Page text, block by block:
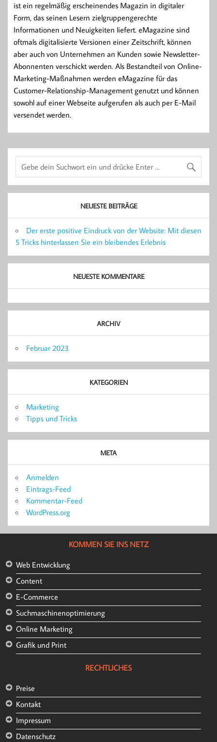
ist ein regelmäßig erscheinendes Magazin in digitaler
Form, das seinen Lesern zielgruppengerechte
Informationen und Neuigkeiten liefert. eMagazine sind
oftmals digitalisierte Versionen einer Zeitschrift, können
aber auch von Unternehmen an Kunden sowie Newsletter-
Abonnenten verschickt werden. Als Bestandteil von Online-
Marketing-Maßnahmen werden eMagazine für das
Customer-Relationship-Management genutzt und können
sowohl auf einer Webseite aufgerufen als auch per E-Mail
versendet werden.
NEUESTE BEITRÄGE
Der erste positive Eindruck von der Website: Mit diesen
5 Tricks hinterlassen Sie ein bleibendes Erlebnis
NEUESTE KOMMENTARE
ARCHIV
Februar 2023
KATEGORIEN
Marketing
Tipps und Tricks
META
Anmelden
Eintrags-Feed
Kommentar-Feed
WordPress.org
KOMMEN SIE INS NETZ
Web Entwicklung
Content
E-Commerce
Suchmaschinenoptimierung
Online Marketing
Grafik und Print
RECHTLICHES
Preise
Kontakt
Impressum
Datenschutz